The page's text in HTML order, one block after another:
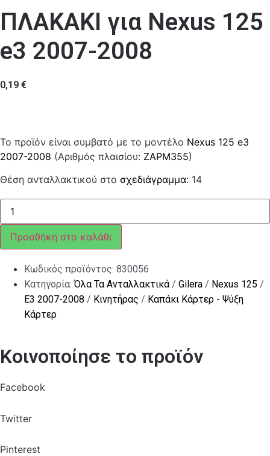
ΠΛΑΚΑΚΙ για Nexus 125
e3 2007-2008
0,19 €
Το προϊόν είναι συμβατό με το μοντέλο Nexus 125 e3
2007-2008 (Αριθμός πλαισίου: ZAPM355)
Θέση ανταλλακτικού στο σχεδιάγραμμα: 14
ΠΛΑΚΑΚΙ
ποσότητα
Προσθήκη στο καλάθι
Κωδικός προϊόντος: 830056
Κατηγορία:Όλα Τα Ανταλλακτικά/ Gilera / Nexus 125 /
E3 2007-2008 / Κινητήρας / Καπάκι Κάρτερ - Ψύξη
Κάρτερ
Κοινοποίησε το προϊόν
Facebook
Twitter
Pinterest